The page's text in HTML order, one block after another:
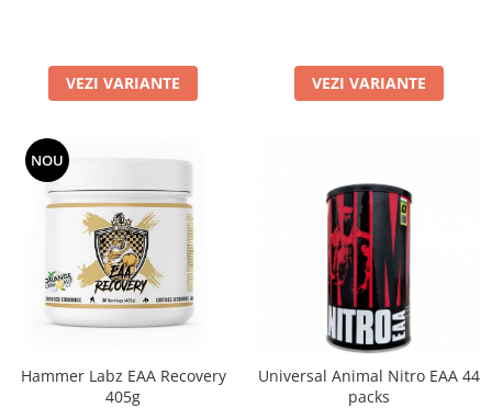
VEZI VARIANTE VEZI VARIANTE
NOU
Hammer Labz EAA Recovery
405g
Universal Animal Nitro EAA 44
packs